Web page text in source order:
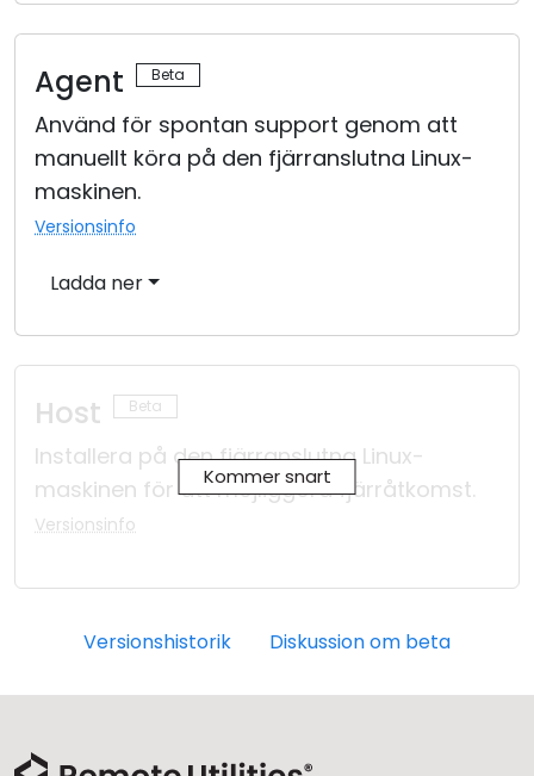
Agent
Använd för spontan support genom att
manuellt köra på den fjärranslutna Linux-
maskinen.
Versionsinfo
Ladda ner
Host
Installera på den fjärranslutna Linux-
maskinen för att möjliggöra fjärråtkomst.
Versionsinfo
Kommer snart
Versionshistorik Diskussion om beta